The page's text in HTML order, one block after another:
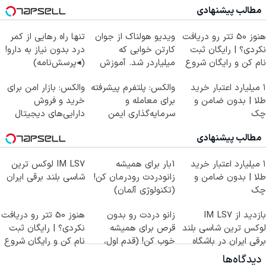
مطالب پیشنهادی
هنوز 50 تتر رو دریافت
نکردی؟ | رایگان ثبت
نام کن و رایگان شروع
ویدیو هولناک از جوان
کارتن خوابی که
میلیاردر شد. آموزش
تنها راه رهایی از کمر
درد بدون نیاز به دارو!
(◂پرسش‌نامه)
۱ میلیارد اعتبار خرید
طلا | بدون ضامن و
چک
والکس: پلتفرم پیشرفته
برای معامله و
سرمایه‌گذاری ایمن
والکس: بازار امن برای
خرید و فروش
دارایی‌های دیجیتال
مطالب پیشنهادی
۱ میلیارد اعتبار خرید
طلا | بدون ضامن و
چک
1بار برای همیشه
زانودردت رودرمان کن!
(تکنولوژی آلمان)
IM LS7 لوکس ترین
شاسی بلند برقی ایران
بازدید از IM LS7
لوکس ترین شاسی بلند
برقی ایران در باشگاه
انقلاب
زانو دردت رو بدون
قرص برای همیشه
خوب کن! (قدم اول،
هنوز 50 تتر رو دریافت
نکردی؟ | رایگان ثبت
نام کن و رایگان شروع
دیدگاه‌ها